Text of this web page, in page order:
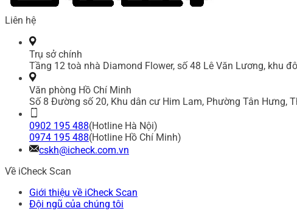
Liên hệ
Trụ sở chính
Tầng 12 toà nhà Diamond Flower, số 48 Lê Văn Lương, khu
Văn phòng Hồ Chí Minh
Số 8 Đường số 20, Khu dân cư Him Lam, Phường Tân Hưng,
0902 195 488(Hotline Hà Nội)
0974 195 488(Hotline Hồ Chí Minh)
cskh@icheck.com.vn
Về iCheck Scan
Giới thiệu về iCheck Scan
Đội ngũ của chúng tôi